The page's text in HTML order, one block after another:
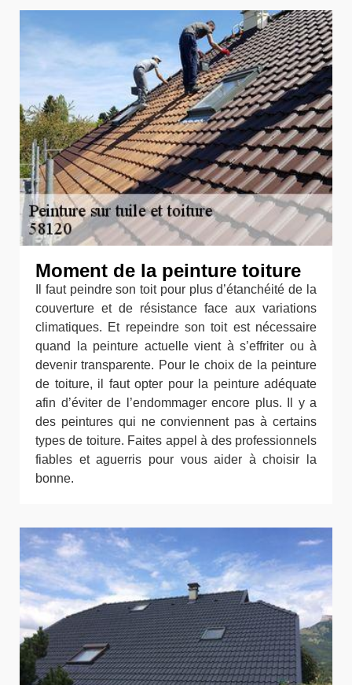
Moment de la peinture toiture
Il faut peindre son toit pour plus d’étanchéité de la
couverture et de résistance face aux variations
climatiques. Et repeindre son toit est nécessaire
quand la peinture actuelle vient à s’effriter ou à
devenir transparente. Pour le choix de la peinture
de toiture, il faut opter pour la peinture adéquate
afin d’éviter de l’endommager encore plus. Il y a
des peintures qui ne conviennent pas à certains
types de toiture. Faites appel à des professionnels
fiables et aguerris pour vous aider à choisir la
bonne.